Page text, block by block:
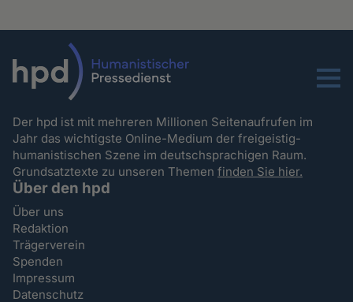
Menu
Der hpd ist mit mehreren Millionen Seitenaufrufen im
Jahr das wichtigste Online-Medium der freigeistig-
humanistischen Szene im deutschsprachigen Raum.
Grundsatztexte zu unseren Themenfinden Sie hier.
Über den hpd
Über uns
Redaktion
Trägerverein
Spenden
Impressum
Datenschutz